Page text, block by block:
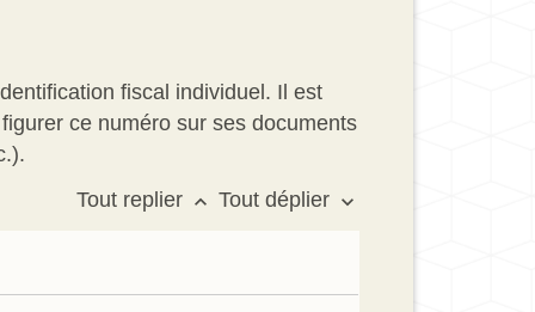
fiscal individuel. Il est
ce numéro sur ses documents
Tout replier keyboard_arrow_up Tout déplier keyboard_arrow_down